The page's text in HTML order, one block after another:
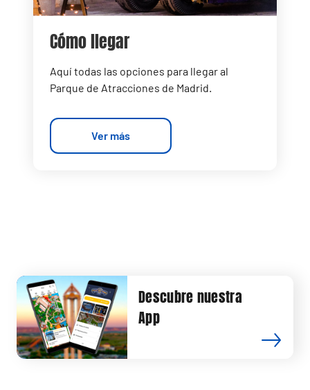
Cómo llegar
Aquí todas las opciones para llegar al
Parque de Atracciones de Madrid.
Ver más
Descubre nuestra
App